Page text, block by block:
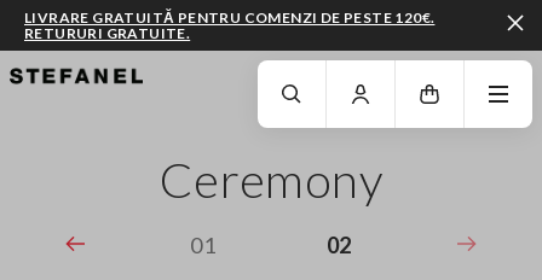
MERGI LA CONȚINUTUL PRINCIPALDERULEAZĂ ÎN JOS
LIVRARE GRATUITĂ PENTRU COMENZI DE PESTE 120€.
RETURURI GRATUITE.
Ceremony
01 02